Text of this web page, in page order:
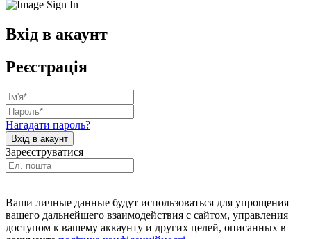
Вхід в акаунт
Реєстрація
Нагадати пароль?
Зареєструватися
Ваши личные данные будут использоваться для упрощения
вашего дальнейшего взаимодействия с сайтом, управления
доступом к вашему аккаунту и других целей, описанных в